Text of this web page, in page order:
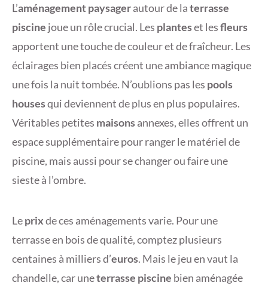
L’aménagement paysagerautour de laterrasse
piscine joue un rôle crucial. Les planteset lesfleurs
apportent une touche de couleur et de fraîcheur. Les
éclairages bien placés créent une ambiance magique
une fois la nuit tombée. N’oublions pas les pools
housesqui deviennent de plus en plus populaires.
Véritables petites maisonsannexes, elles offrent un
espace supplémentaire pour ranger le matériel de
piscine, mais aussi pour se changer ou faire une
sieste à l’ombre.
Leprixde ces aménagements varie. Pour une
terrasse en bois de qualité, comptez plusieurs
centaines à milliers d’euros. Mais le jeu en vaut la
chandelle, car uneterrasse piscine bien aménagée